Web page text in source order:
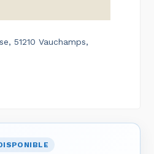
51210 Vauchamps,